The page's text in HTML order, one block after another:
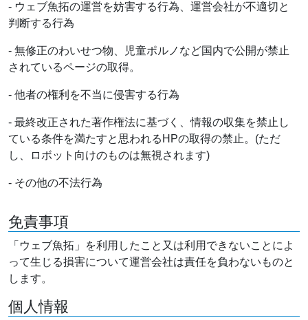
- ウェブ魚拓の運営を妨害する行為、運営会社が不適切と
判断する行為
- 無修正のわいせつ物、児童ポルノなど国内で公開が禁止
されているページの取得。
- 他者の権利を不当に侵害する行為
- 最終改正された著作権法に基づく、情報の収集を禁止し
ている条件を満たすと思われるHPの取得の禁止。(ただ
し、ロボット向けのものは無視されます)
- その他の不法行為
免責事項
「ウェブ魚拓」を利用したこと又は利用できないことによ
って生じる損害について運営会社は責任を負わないものと
します。
個人情報